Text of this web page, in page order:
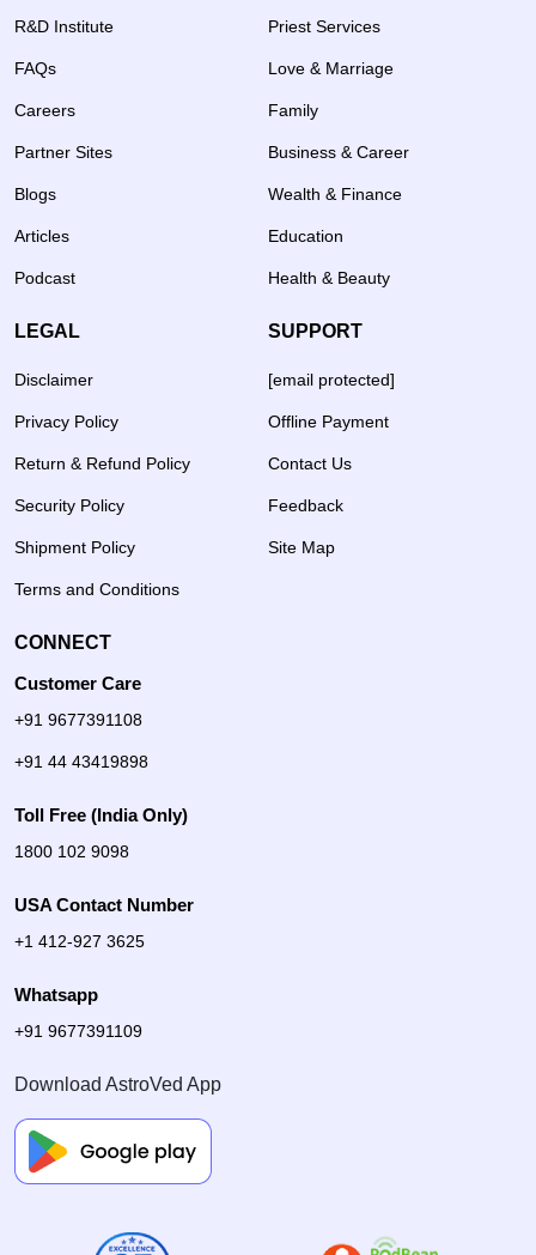
R&D Institute
FAQs
Careers
Partner Sites
Blogs
Articles
Podcast
Priest Services
Love & Marriage
Family
Business & Career
Wealth & Finance
Education
Health & Beauty
LEGAL
Disclaimer
Privacy Policy
Return & Refund Policy
Security Policy
Shipment Policy
Terms and Conditions
SUPPORT
[email protected]
Offline Payment
Contact Us
Feedback
Site Map
CONNECT
Customer Care
+91 9677391108
+91 44 43419898
Toll Free (India Only)
1800 102 9098
USA Contact Number
+1 412-927 3625
Whatsapp
+91 9677391109
Download AstroVed App